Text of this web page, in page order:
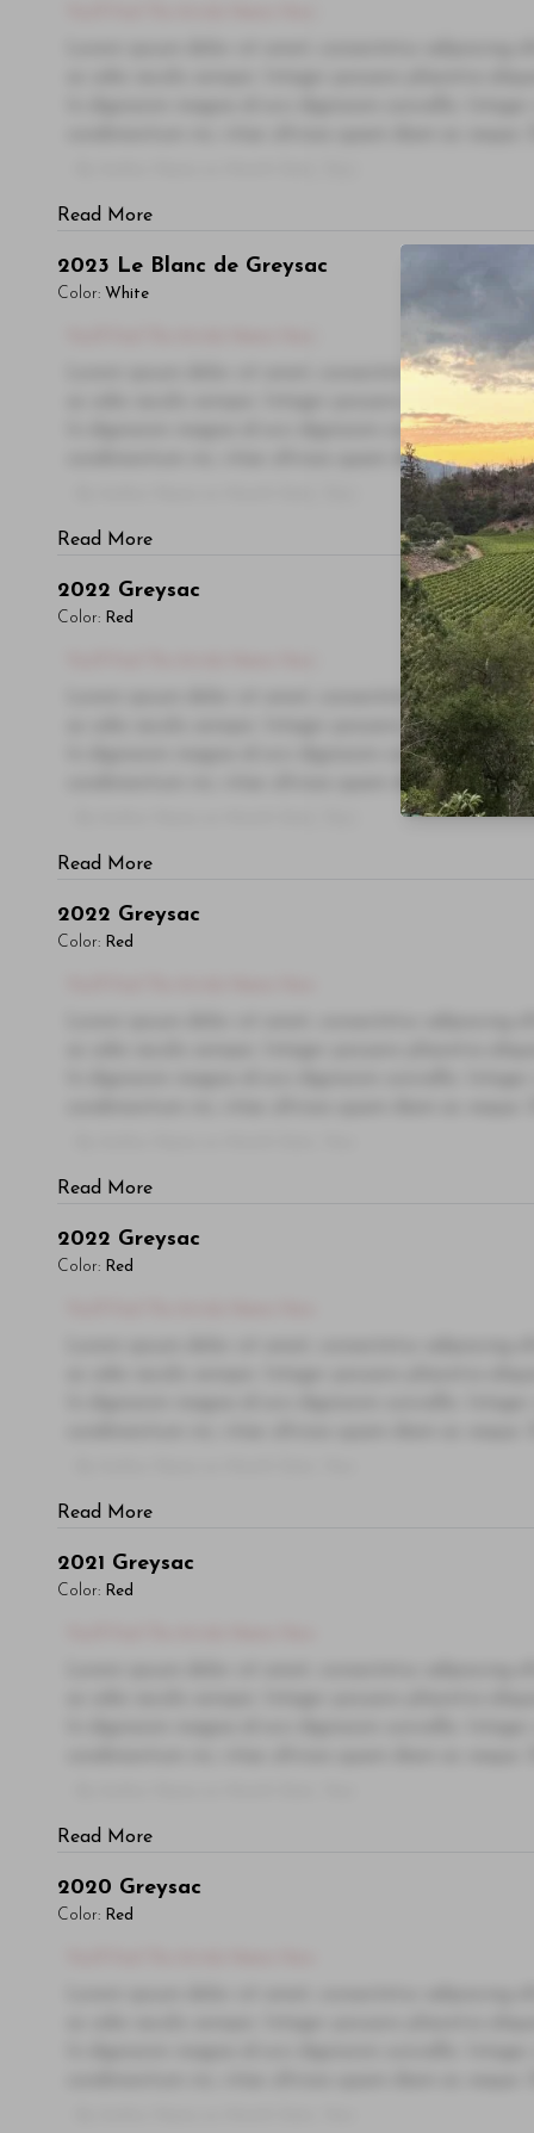
ac odio iaculis semper. Integer posuere pharetra
condimentum mi, vitae ultrices quam diam ac
Read More
2023 Le Blanc de Greysac
Color: White
Lorem ipsum dolor sit amet, consectetur adipiscing
ac odio iaculis semper. Integer posuere pharetra
In dignissim magna id orci dignissim convallis.
condimentum mi, vitae ultrices quam diam ac
Read More
2022 Greysac
Color: Red
Lorem ipsum dolor sit amet, consectetur adipiscing
ac odio iaculis semper. Integer posuere pharetra
In dignissim magna id orci dignissim convallis.
condimentum mi, vitae ultrices quam diam ac
Read More
2022 Greysac
Color: Red
ac odio iaculis semper. Integer posuere pharetra
condimentum mi, vitae ultrices quam diam ac
Read More
2022 Greysac
Color: Red
ac odio iaculis semper. Integer posuere pharetra
condimentum mi, vitae ultrices quam diam ac
Read More
2021 Greysac
Color: Red
ac odio iaculis semper. Integer posuere pharetra
condimentum mi, vitae ultrices quam diam ac
Read More
2020 Greysac
Color: Red
ac odio iaculis semper. Integer posuere pharetra
condimentum mi, vitae ultrices quam diam ac